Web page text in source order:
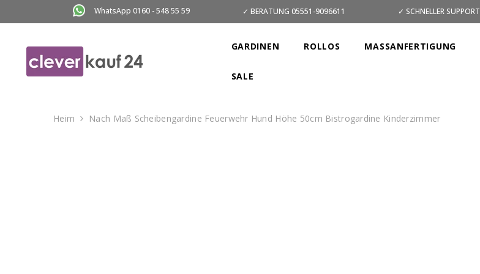
WhatsApp 0160 - 548 55 59 ✓ BERATUNG 05551-9096611 ✓ SCHNELLER SUPPORT
GARDINEN ROLLOS MASSANFERTIGUNG
SALE
Heim Nach Maß Scheibengardine Feuerwehr Hund Höhe 50cm Bistrogardine Kinderzimmer